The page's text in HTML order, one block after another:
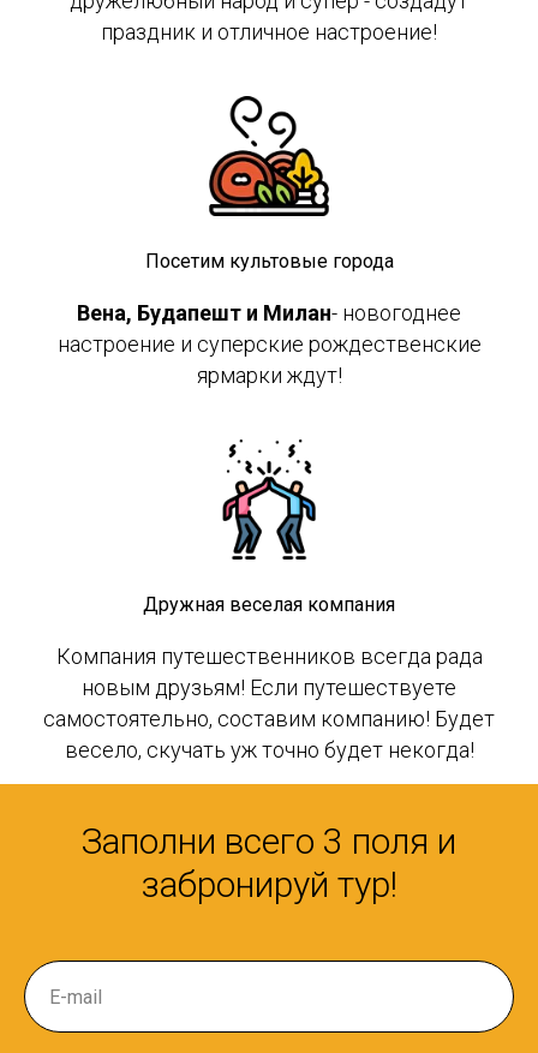
праздник и отличное настроение!
Посетим культовые города
Вена, Будапешт и Милан- новогоднее
настроение и суперские рождественские
ярмарки ждут!
Дружная веселая компания
Компания путешественников всегда рада
новым друзьям! Если путешествуете
самостоятельно, составим компанию! Будет
весело, скучать уж точно будет некогда!
Заполни всего 3 поля и
забронируй тур!